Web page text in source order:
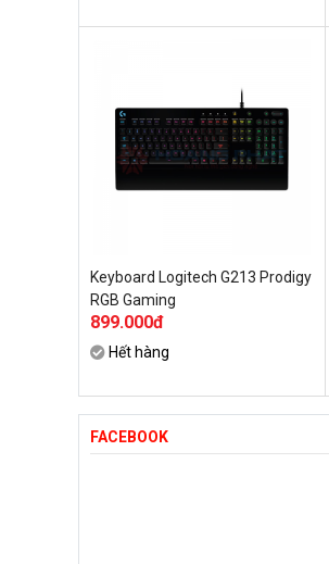
Keyboard Logitech G213 Prodigy
RGB Gaming
899.000đ
Hết hàng
FACEBOOK